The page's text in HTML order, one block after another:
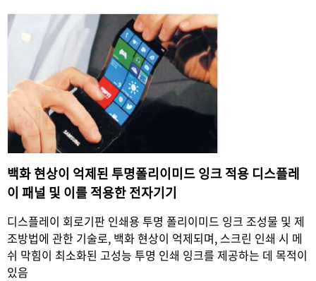
백화 현상이 억제된 투명폴리이미드 잉크 적용 디스플레
이 패널 및 이를 적용한 전자기기
디스플레이 회로기판 인쇄용 투명 폴리이미드 잉크 조성물 및 제
조방법에 관한 기술로, 백화 현상이 억제되며, 스크린 인쇄 시 메
쉬 막힘이 최소화된 고성능 투명 인쇄 잉크를 제공하는 데 목적이
있음